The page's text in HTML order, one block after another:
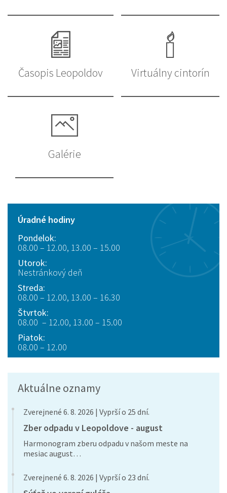
Časopis Leopoldov Virtuálny cintorín
Galérie
Úradné hodiny
Pondelok:
08.00 – 12.00, 13.00 – 15.00
Utorok:
Nestránkový deň
Streda:
08.00 – 12.00, 13.00 – 16.30
Štvrtok:
08.00 – 12.00, 13.00 – 15.00
Piatok:
08.00 – 12.00
Aktuálne oznamy
Zverejnené 6. 8. 2026 | Vyprší o 25 dní.
Zber odpadu v Leopoldove - august
Harmonogram zberu odpadu v našom meste na
mesiac august…
Zverejnené 6. 8. 2026 | Vyprší o 23 dní.